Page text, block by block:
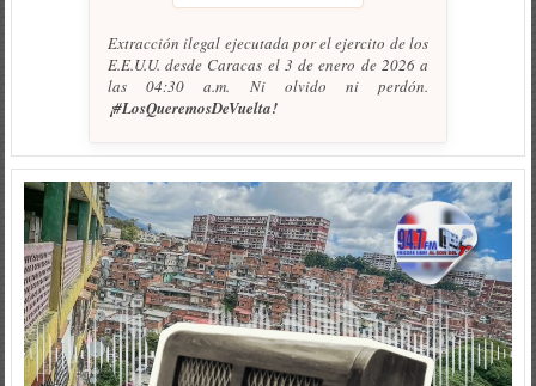
Extracción ilegal ejecutada por el ejercito de los
E.E.U.U. desde Caracas el 3 de enero de 2026 a
las 04:30 a.m. Ni olvido ni perdón.
¡#LosQueremosDeVuelta!